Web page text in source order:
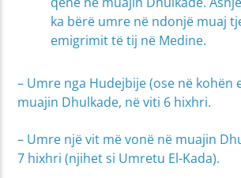
ka bërë umre në ndonjë muaj
emigrimit të tij në Medine.
– Umre nga Hudejbije (ose në kohën
muajin Dhulkade, në viti 6 hixhri.
– Umre një vit më vonë në muajin
7 hixhri (njihet si Umretu El-Kada).